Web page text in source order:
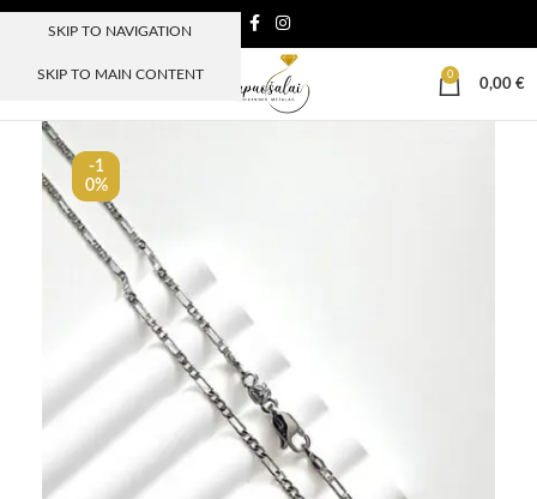
SKIP TO NAVIGATION
SKIP TO MAIN CONTENT
MENIU
0
0,00 €
-1
0%